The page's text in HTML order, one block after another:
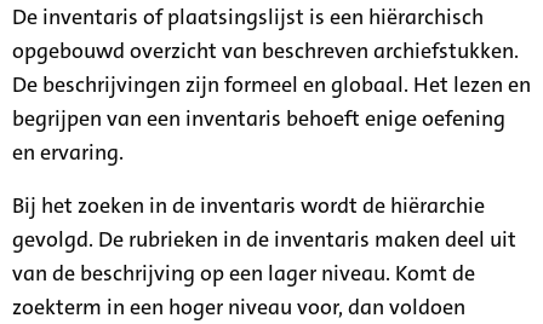
De inventaris of plaatsingslijst is een hiërarchisch
opgebouwd overzicht van beschreven archiefstukken.
De beschrijvingen zijn formeel en globaal. Het lezen en
begrijpen van een inventaris behoeft enige oefening
en ervaring.
Bij het zoeken in de inventaris wordt de hiërarchie
gevolgd. De rubrieken in de inventaris maken deel uit
van de beschrijving op een lager niveau. Komt de
zoekterm in een hoger niveau voor, dan voldoen